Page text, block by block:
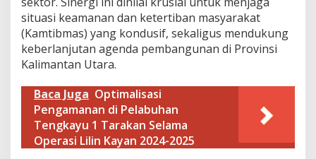
a
n
g
n
G
e
u
n
situasi keamanan dan ketertiban masyarakat
(Kamtibmas) yang kondusif, sekaligus mendukung
keberlanjutan agenda pembangunan di Provinsi
Kalimantan Utara.
Baca Juga Optimalisasi
Pengamanan di Pelabuhan
Tengkayu 1 Tarakan Selama
Operasi Lilin Kayan 2024-2025